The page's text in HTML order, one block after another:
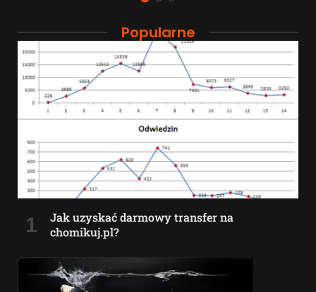
Popularne
Jak uzyskać darmowy transfer na
chomikuj.pl?